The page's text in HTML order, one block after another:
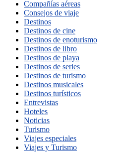
Compañías aéreas
Consejos de viaje
Destinos
Destinos de cine
Destinos de enoturismo
Destinos de libro
Destinos de playa
Destinos de series
Destinos de turismo
Destinos musicales
Destinos turísticos
Entrevistas
Hoteles
Noticias
Turismo
Viajes especiales
Viajes y Turismo